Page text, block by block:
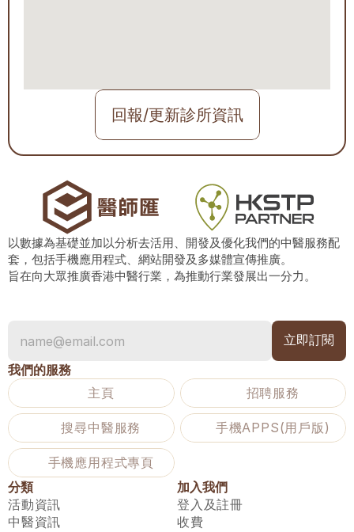
回報/更新診所資訊
以數據為基礎並加以分析去活用、開發及優化我們的中醫服務配
套，包括手機應用程式、網站開發及多媒體宣傳推廣。
旨在向大眾推廣香港中醫行業，為推動行業發展出一分力。
我們的服務
主頁
招聘服務
搜尋中醫服務 手機APPS(用戶版)
手機應用程式專頁
分類
活動資訊
中醫資訊
加入我們
登入及註冊
收費